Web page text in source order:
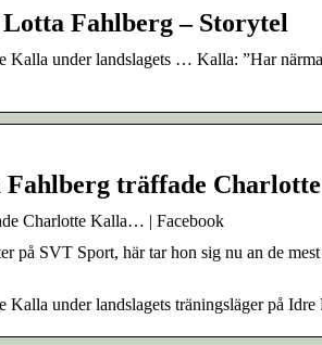
Fahlberg – Storytel
Kalla under landslagets … Kalla: ”Har
Fahlberg träffade
Charlotte Kalla… | Facebook
på SVT Sport, här tar hon sig nu an de
Kalla under landslagets träningsläger på